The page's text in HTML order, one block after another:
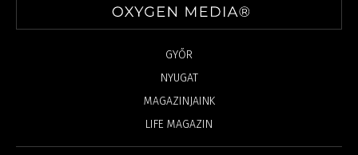
GYŐR
NYUGAT
MAGAZINJAINK
LIFE MAGAZIN